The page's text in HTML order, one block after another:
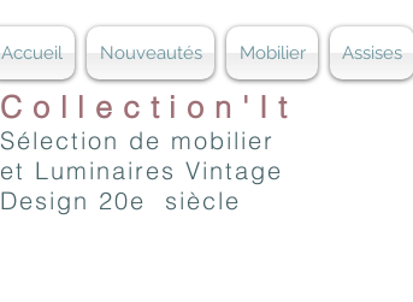
Accueil Nouveautés Mobilier Assises
Collection'It
Sélection de mobilier
et Luminaires Vintage
Design 20e siècle